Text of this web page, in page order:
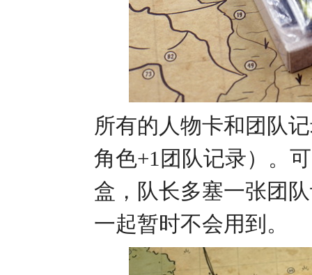
所有的人物卡和团队
角色+1团队记录）。
盒，队长多塞一张团
一起暂时不会用到。